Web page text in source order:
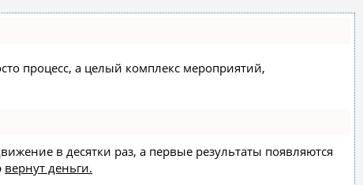
процесс, а целый комплекс мероприятий,
в десятки раз, а первые результаты появляются
вернут деньги.